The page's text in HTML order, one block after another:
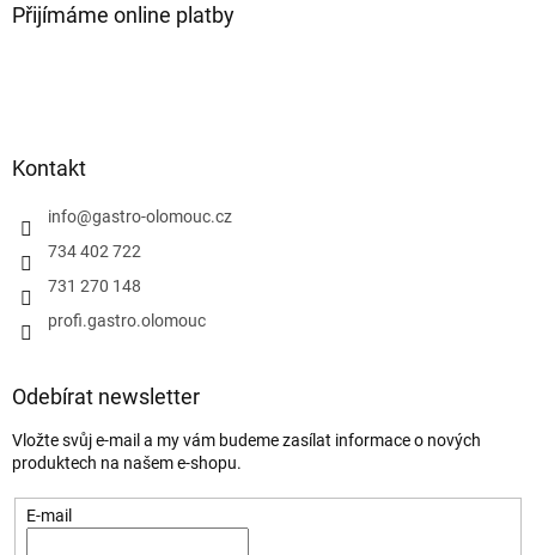
Přijímáme online platby
Kontakt
info@gastro-olomouc.cz
734 402 722
731 270 148
profi.gastro.olomouc
Odebírat newsletter
Vložte svůj e-mail a my vám budeme zasílat informace o nových
produktech na našem e-shopu.
E-mail